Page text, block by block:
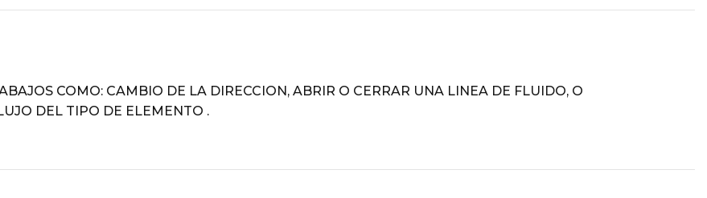
COMO: CAMBIO DE LA DIRECCION, ABRIR O CERRAR UNA LINEA DE FLUIDO, O
DEL TIPO DE ELEMENTO .